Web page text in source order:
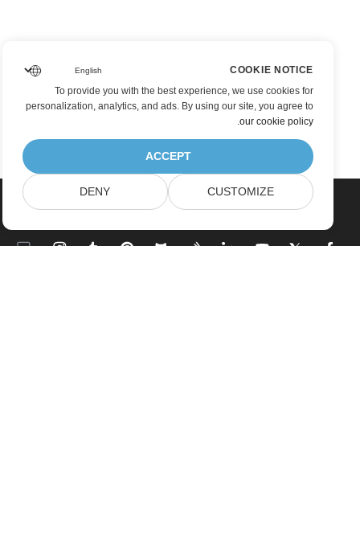
COOKIE NOTICE
To provide you with the best experience, we use cookies for
personalization, analytics, and ads. By using our site, you agree to
our cookie policy
.
ACCEPT
CUSTOMIZE
DENY